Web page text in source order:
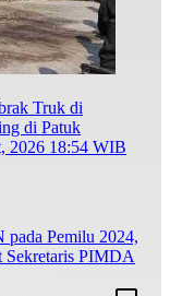
Truk di
di Patuk
2026 18:54 WIB
pada Pemilu 2024,
PIMDA